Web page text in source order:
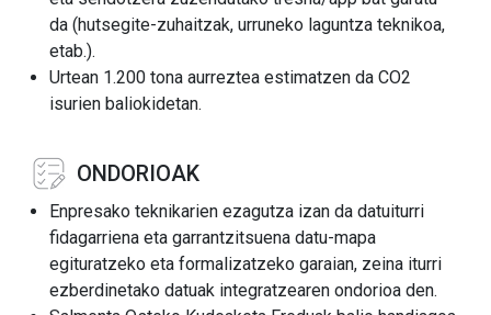
da (hutsegite-zuhaitzak, urruneko laguntza teknikoa,
etab.).
Urtean 1.200 tona aurreztea estimatzen da CO2
isurien baliokidetan.
ONDORIOAK
Enpresako teknikarien ezagutza izan da datuiturri
fidagarriena eta garrantzitsuena datu-mapa
egituratzeko eta formalizatzeko garaian, zeina iturri
ezberdinetako datuak integratzearen ondorioa den.